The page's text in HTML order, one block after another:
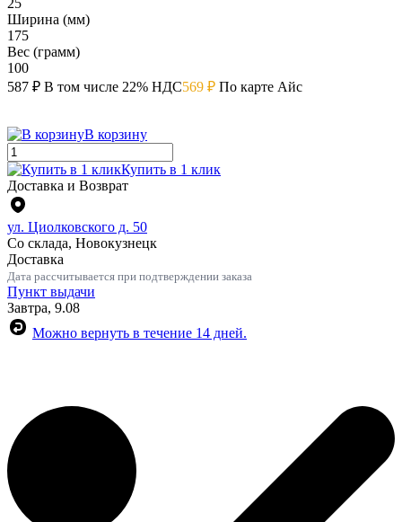
Ширина (мм)
175
Вес (грамм)
100
587 ₽ В том числе 22% НДС569 ₽ По карте Айс
В корзину
Купить в 1 клик
Доставка и Возврат
ул. Циолковского д. 50
Со склада, Новокузнецк
Доставка
Дата рассчитывается при подтверждении заказа
Пункт выдачи
Завтра, 9.08
Можно вернуть в течение 14 дней.